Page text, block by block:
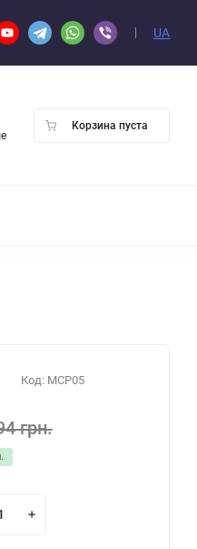
UA
Корзина пуста
Код: MCP05
грн.